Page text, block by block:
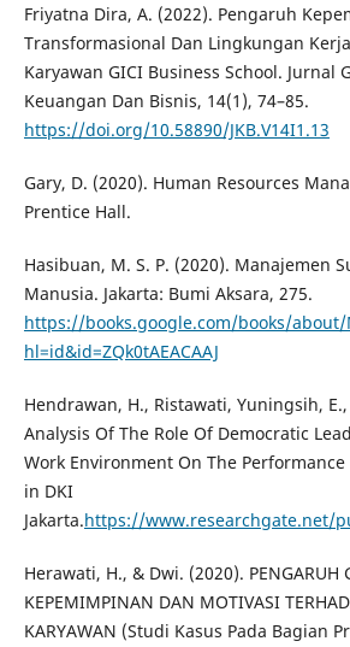
Friyatna Dira, A. (2022). Pengaruh
Transformasional Dan Lingkungan
Karyawan GICI Business School. Jurnal
Keuangan Dan Bisnis, 14(1), 74–85.
https://doi.org/10.58890/JKB.V14I1.13
Gary, D. (2020). Human Resources
Prentice Hall.
Hasibuan, M. S. P. (2020). Manajemen
Manusia. Jakarta: Bumi Aksara, 275.
https://books.google.com/books/about/
hl=id&id=ZQk0tAEACAAJ
Hendrawan, H., Ristawati, Yuningsih,
Analysis Of The Role Of Democratic
Work Environment On The Performance
in DKI
Jakarta.https://www.researchgate.net/
Herawati, H., & Dwi. (2020). PENGARUH
KEPEMIMPINAN DAN MOTIVASI
KARYAWAN (Studi Kasus Pada Bagian